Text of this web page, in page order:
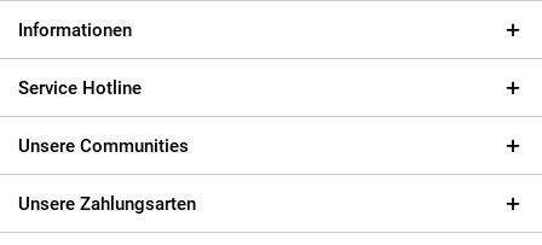
Informationen
Service Hotline
Unsere Communities
Unsere Zahlungsarten